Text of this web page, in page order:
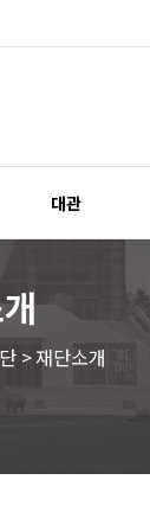
대관
> 재단소개
화랑홀 2층
화랑홀 3층
티켓예매
티켓수령
경주예술의전당
공연장 및 부대시설
알천미술관
경주문화관1918
경주예술의전당
경주문화관1918
화랑홀
원화홀
시립극단 소개
단원현황
시립합창단 소개
단원현황
시립신라고취대 소개
단원현황
가입 및 정보
공연
전시
아카데미
대관
기타